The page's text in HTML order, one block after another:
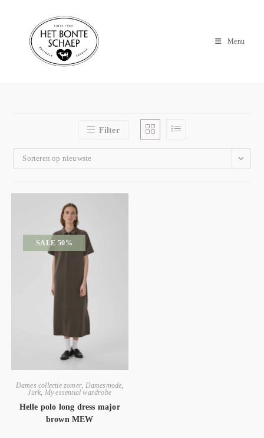
Menu
Filter
Sorteren op nieuwste
SALE 50%
Dames collectie zomer, Damesmode
Jurk My essential wardrobe
Helle polo long dress major
brown MEW